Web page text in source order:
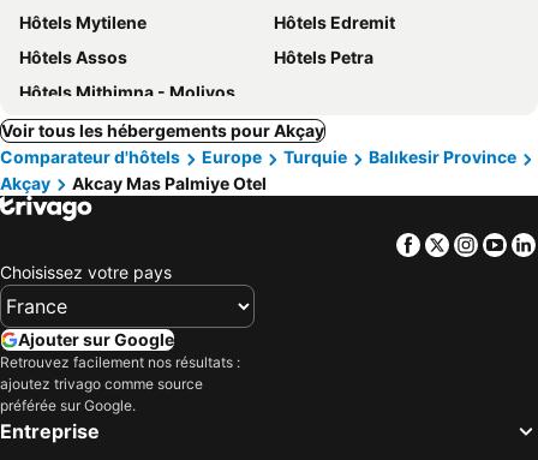
Hôtels Mytilene
Hôtels Edremit
Hôtels Assos
Hôtels Petra
Hôtels Mithimna - Molivos
Voir tous les hébergements pour Akçay
Comparateur d'hôtels
Europe Turquie
Balıkesir Province
Akçay
Akcay Mas Palmiye Otel
Facebook
Twitter
Choisissez votre pays
Ajouter sur Google
Retrouvez facilement nos résultats :
ajoutez trivago comme source
préférée sur Google.
Entreprise